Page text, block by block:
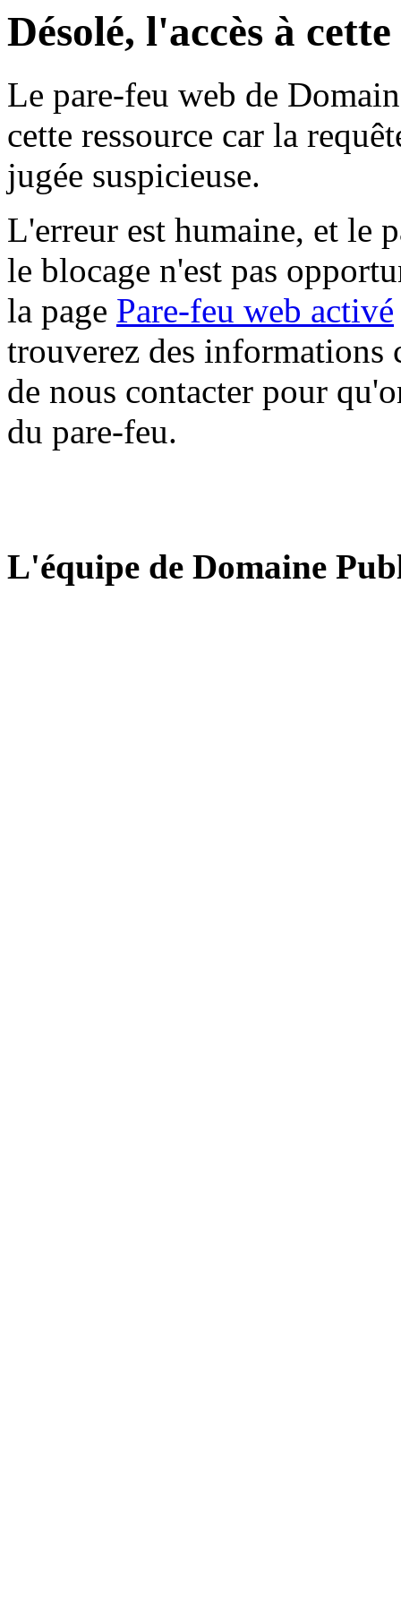
Désolé, l'accès à
Le pare-feu web de
cette ressource car la
jugée suspicieuse.
L'erreur est humaine, et le
le blocage n'est pas
la page Pare-feu web activé
trouverez des informations
de nous contacter pour
du pare-feu.
L'équipe de Domaine